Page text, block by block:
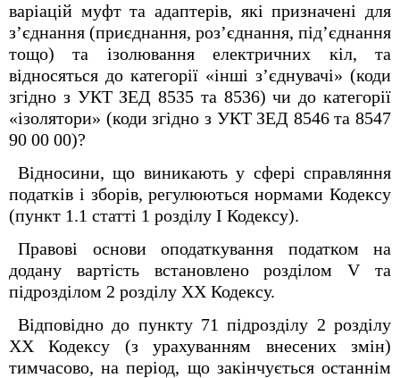
варіацій муфт та адаптерів, які призначені для
з’єднання (приєднання, роз’єднання, під’єднання
тощо) та ізолювання електричних кіл, та
відносяться до категорії «інші з’єднувачі» (коди
згідно з УКТ ЗЕД 8535 та 8536) чи до категорії
«ізолятори» (коди згідно з УКТ ЗЕД 8546 та 8547
90 00 00)?
Відносини, що виникають у сфері справляння
податків і зборів, регулюються нормами Кодексу
(пункт 1.1 статті 1 розділу І Кодексу).
Правові основи оподаткування податком на
додану вартість встановлено розділом V та
підрозділом 2 розділу XX Кодексу.
Відповідно до пункту 71 підрозділу 2 розділу
ХХ Кодексу (з урахуванням внесених змін)
тимчасово, на період, що закінчується останнім